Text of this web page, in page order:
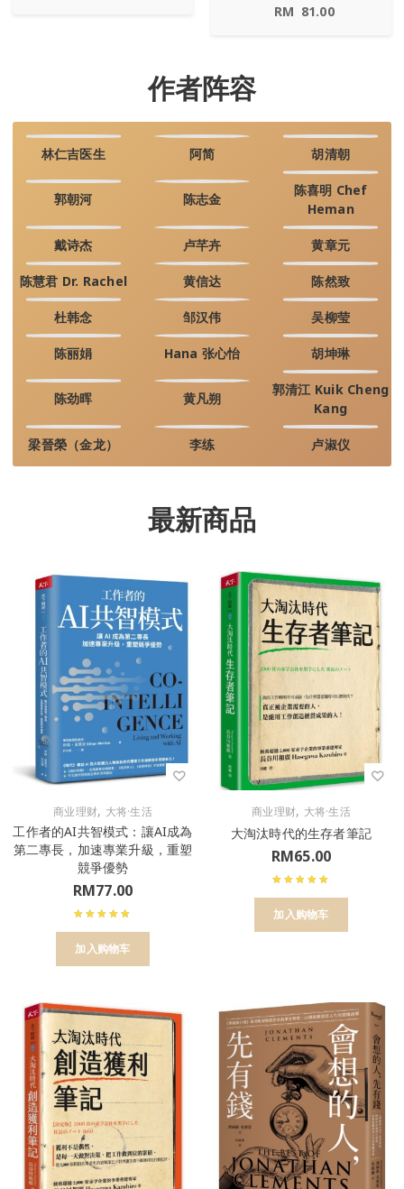
RM 81.00
作者阵容
林仁吉医生 阿简 胡清朝
郭朝河 陈志金
陈喜明 Chef
Heman
戴诗杰 卢芊卉 黄章元
陈慧君 Dr. Rachel 黄信达 陈然致
杜韩念 邹汉伟 吴柳莹
陈丽娟 Hana 张心怡 胡坤琳
陈劲晖 黄凡朔
郭清江 Kuik Cheng
Kang
梁晉榮（金龙） 李练 卢淑仪
最新商品
商业理财, 大将·生活
工作者的AI共智模式：讓AI成為
第二專長，加速專業升級，重塑
競爭優勢
RM77.00
加入购物车
商业理财, 大将·生活
大淘汰時代的生存者筆記
RM65.00
加入购物车